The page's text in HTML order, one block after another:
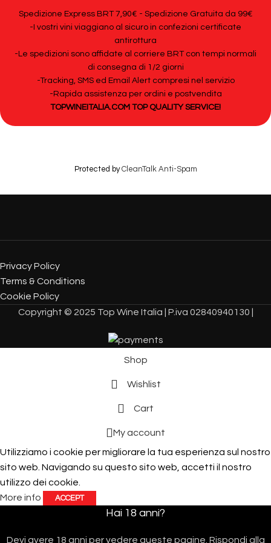
Spedizione Express BRT 7,90€ - Spedizione Gratuita da 99€
-I vostri vini viaggiano al sicuro in confezioni certificate
antirottura
-Le spedizioni sono affidate al corriere BRT con tempi normali
di consegna di 1/2 giorni
-Tracking, SMS ed Email Alert compresi nel servizio
-Rapida assistenza per ordini e postvendita
TOPWINEITALIA.COM TOP QUALITY SERVICE!
Protected byCleanTalk Anti-Spam
Privacy Policy
Terms & Conditions
Cookie Policy
Copyright © 2025 Top Wine Italia | P.iva 02840940130 |
Shop
Wishlist
Cart
My account
Utilizziamo i cookie per migliorare la tua esperienza sul nostro
sito web. Navigando su questo sito web, accetti il ​​nostro
utilizzo dei cookie.
More info
ACCEPT
Hai 18 anni?
Devi avere 18 anni per vedere queste pagine. Rispondi alla